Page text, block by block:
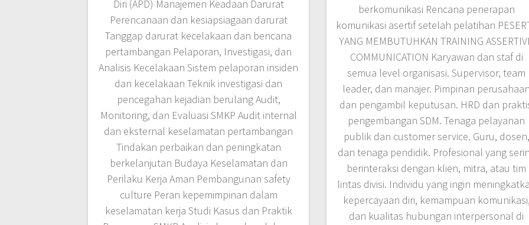
Diri (APD) Manajemen Keadaan Darurat
Perencanaan dan kesiapsiagaan darurat
Tanggap darurat kecelakaan dan bencana
pertambangan Pelaporan, Investigasi, dan
Analisis Kecelakaan Sistem pelaporan insiden
dan kecelakaan Teknik investigasi dan
pencegahan kejadian berulang Audit,
Monitoring, dan Evaluasi SMKP Audit internal
dan eksternal keselamatan pertambangan
Tindakan perbaikan dan peningkatan
berkelanjutan Budaya Keselamatan dan
Perilaku Kerja Aman Pembangunan safety
culture Peran kepemimpinan dalam
keselamatan kerja Studi Kasus dan Praktik
berkomunikasi Rencana penerapan
komunikasi asertif setelah pelatihan
YANG MEMBUTUHKAN TRAINING
COMMUNICATION Karyawan dan staf di
semua level organisasi. Supervisor, team
leader, dan manajer. Pimpinan perusahaan
dan pengambil keputusan. HRD dan
pengembangan SDM. Tenaga pelayanan
publik dan customer service. Guru, dosen,
dan tenaga pendidik. Profesional yang
berinteraksi dengan klien, mitra, atau tim
lintas divisi. Individu yang ingin
kepercayaan diri, kemampuan komunikasi,
dan kualitas hubungan interpersonal di